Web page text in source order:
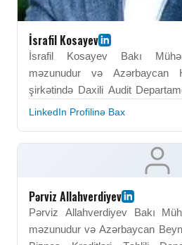
İsrafil Kosayev
İsrafil Kosayev Bakı
məzunudur və Azərbaycan
şirkətində Daxili Audit
(vəziyyətində) vəzifəsində
ixtisaslaşıb. Onun
şəffaflığının, uyğunluğun və
təmin edilməsinə yönəlib.
nəzarət mexanizmlərini
strateji bacarıqlardan istifadə
kompetensiyalar onun
təşkil edir. O, audit və
LinkedIn Profilinə Bax
Pərviz Allahverdiyev
Pərviz Allahverdiyev Bakı
məzunudur və Azərbaycan